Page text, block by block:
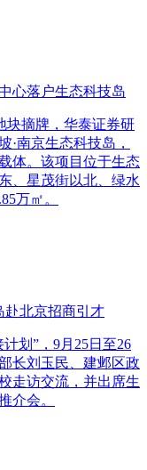
心落户生态科技岛
块摘牌，华泰证券研
·南京生态科技岛，
体。该项目位于生态
、星茂街以北、绿水
万㎡。
赴北京招商引才
划”，9月25日至26
长刘玉民、建邺区政
走访交流，并出席生
介会。